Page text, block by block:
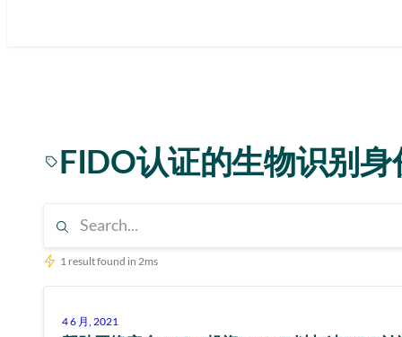
FIDO认证的生物识别身
1 result found in 2ms
4 6 月, 2021